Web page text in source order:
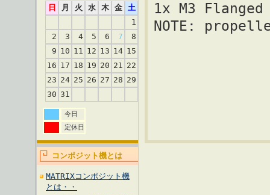
日
月 火 水 木 金
土
1
2
3 4 5 6 7
8
9 10 11 12 13 14 15
16 17 18 19 20 21 22
23 24 25 26 27 28 29
30 31
今日
定休日
コンポジット機とは
MATRIXコンポジット機
とは・・
1x M3
NOTE: